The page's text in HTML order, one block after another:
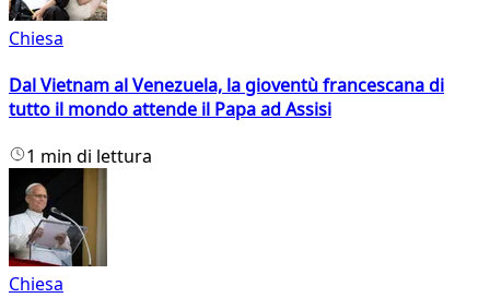
Chiesa
Dal Vietnam al Venezuela, la gioventù francescana di
tutto il mondo attende il Papa ad Assisi
1 min di lettura
Chiesa